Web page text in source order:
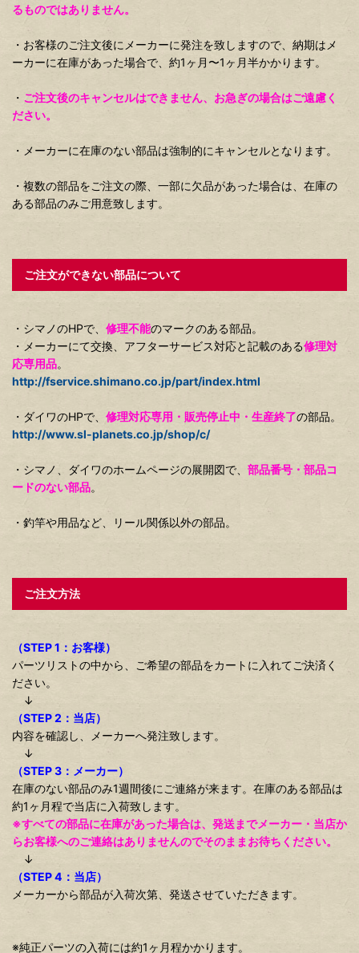
るものではありません。
・お客様のご注文後にメーカーに発注を致しますので、納期はメ
ーカーに在庫があった場合で、約1ヶ月〜1ヶ月半かかります。
・ ご注文後のキャンセルはできません、お急ぎの場合はご遠慮く
ださい。
・メーカーに在庫のない部品は強制的にキャンセルとなります。
・複数の部品をご注文の際、一部に欠品があった場合は、在庫の
ある部品のみご用意致します。
ご注文ができない部品について
・シマノのHPで、 修理不能のマークのある部品。
・メーカーにて交換、アフターサービス対応と記載のある修理対
応専用品。
http://fservice.shimano.co.jp/part/index.html
・ダイワのHPで、 修理対応専用・販売停止中・生産終了の部品。
http://www.sl-planets.co.jp/shop/c/
・シマノ、ダイワのホームページの展開図で、 部品番号・部品コ
ードのない部品。
・釣竿や用品など、リール関係以外の部品。
ご注文方法
（STEP 1：お客様）
パーツリストの中から、ご希望の部品をカートに入れてご決済く
ださい。
↓
（STEP 2：当店）
内容を確認し、メーカーへ発注致します。
↓
（STEP 3：メーカー）
在庫のない部品のみ1週間後にご連絡が来ます。在庫のある部品は
約1ヶ月程で当店に入荷致します。
※すべての部品に在庫があった場合は、発送までメーカー・当店か
らお客様へのご連絡はありませんのでそのままお待ちください。
↓
（STEP 4：当店）
メーカーから部品が入荷次第、発送させていただきます。
※純正パーツの入荷には約1ヶ月程かかります。